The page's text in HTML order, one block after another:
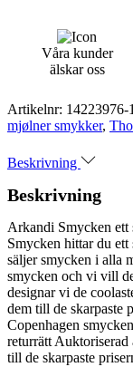
Våra kunder
älskar oss
Artikelnr: 14223976-
mjølner smykker,
Beskrivning
Beskrivning
Arkandi Smycken ett
Smycken hittar du
säljer smycken i alla
smycken och vi vill
designar vi de
dem till de skarpaste
Copenhagen
returrätt Auktoriserad
till de skarpaste